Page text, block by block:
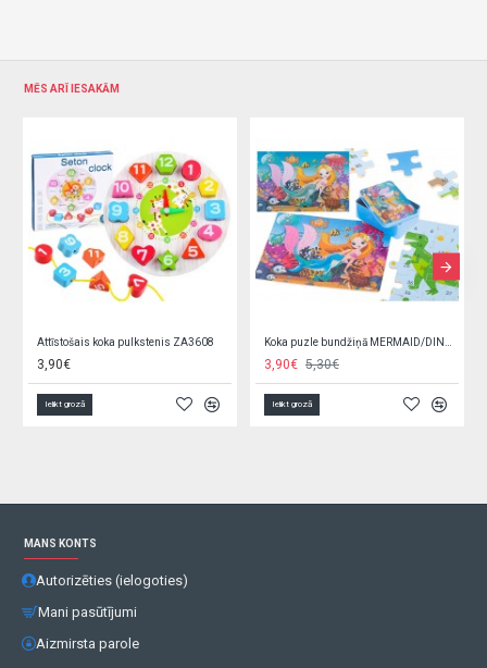
MĒS ARĪ IESAKĀM
Koka stumjamā rotaļlieta-rati (6495)
42,90€
Ielikt grozā
Attīstošā koka cilpa TF420
4,40€
Ielikt grozā
MANS KONTS
Autorizēties (ielogoties)
Mani pasūtījumi
Aizmirsta parole